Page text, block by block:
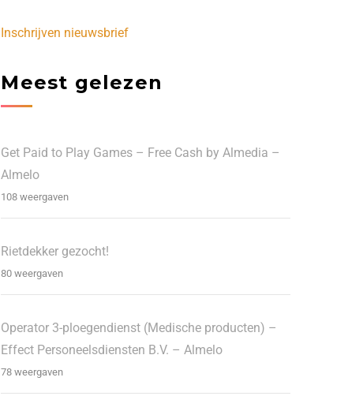
Inschrijven nieuwsbrief
Meest gelezen
Get Paid to Play Games – Free Cash by Almedia –
Almelo
108 weergaven
Rietdekker gezocht!
80 weergaven
Operator 3-ploegendienst (Medische producten) –
Effect Personeelsdiensten B.V. – Almelo
78 weergaven